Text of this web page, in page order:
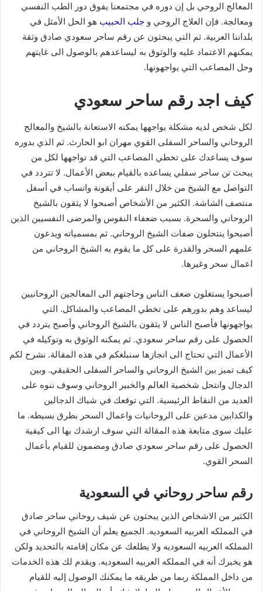
المعالج الروحي بل إن دوره في مجتمعنا يفوق دور الطب النفسي
ومعالجة. فإن العلاج الروحي و جلب الحبيب هو الحل الأمثل في
بلداننا العربية. ثم التي يبحثون عن رقم ساحر سعودي صادق وثقة
يمكنهم الاعتماد عليه والوثوق به ليساعدهم بالوصول الى غايتهم
وحل المصاعب التي يواجهونها.
كيف اجد رقم ساحر سعودي
لكل شخص لديه مشكلة يواجهها يمكنه الاستعانة بالشيخ والمعالج
الروحاني والساحر السفلى القوي مهران ابو الحارث. ثم الذي بدوره
سوف يساعدك على تخطي المصاعب التي قد تواجهها لكل من
يبحث تن ساحر سفلي يساعده بالقيام ببعض الأعمال. لا تتردد في
التواصل مع الشيخ من خلال النقر على أيقونة واتساب في أسفل
منتصف الشاشة. الكثير من الأشخاص أصبحوا لا يثقون بالشيخ
الروحاني والسحرة. بسبب ضعفاء النفوس والمرضى النفسيين الذين
أصبحوا ينتحلون صفات الشيخ الروحاني. ثم بمسمياته ويدعون
علمهم السحر والقدرة على كل ما يقوم به الشيخ الروحاني من
اعمال سحر وغيرها.
أصبحوا يستغلون ضعف الناس وحاجتهم الى المعالجين الروحانيين
ليساعد وهم بدورهم على تخطي المصاعب والمشاكل. التي
يواجهونها فأصبح الناس لا يثقون بالشيخ الروحاني وأصبح يتردد في
الحصول على رقم ساحر سعودي. ثم يمكنه الوثوق به وتوكيله في
الأعمال التي تحتاج الى انجازها سنبلغكم في هذه المقالة. نشرح لكم
كيف تميز بين الشيخ الروحاني والساحر السفلى الحقيقي. وبين
الدجال وانتحل شخصية العالم والخبير الروحاني وسوف ننوه على
العديد من النقاط الرئيسية. التي توقعك في شباك الدجالين
والكذابين مدعين على الروحانيات واعمال السحر بطرق بسيطه. ما
عليك سوى متابعة هذه المقالة التي سوف ارشدك بها الى كيفية
الحصول على رقم ساحر سعودي صادق ومضمون للقيام بأعمال
السحر القوي.
رقم ساحر روحاني في السعودية
الكثير من الاشخاص الذين يبحثون عن شيف روحاني ساحر صادق
في المملكه العربيه السعوديه. الجميع يعلم أن الشيخ الروحاني في
المملكه العربيه السعوديه ولا يطلعك عن مكان إقامته بالتحديد ولكن
هو يخبرك أنه في المملكه العربيه السعوديه. ويقدم لك هذه الخدمات
من داخل المملكة ربما من طريقه ما يمكنك الوصول إليه للقيام